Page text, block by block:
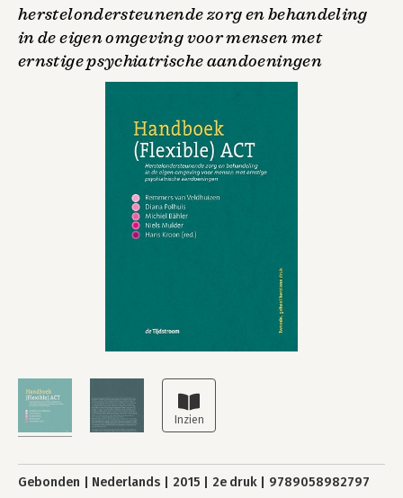
herstelondersteunende zorg en behandeling
in de eigen omgeving voor mensen met
ernstige psychiatrische aandoeningen
Gebonden Nederlands 2015 2e druk 9789058982797